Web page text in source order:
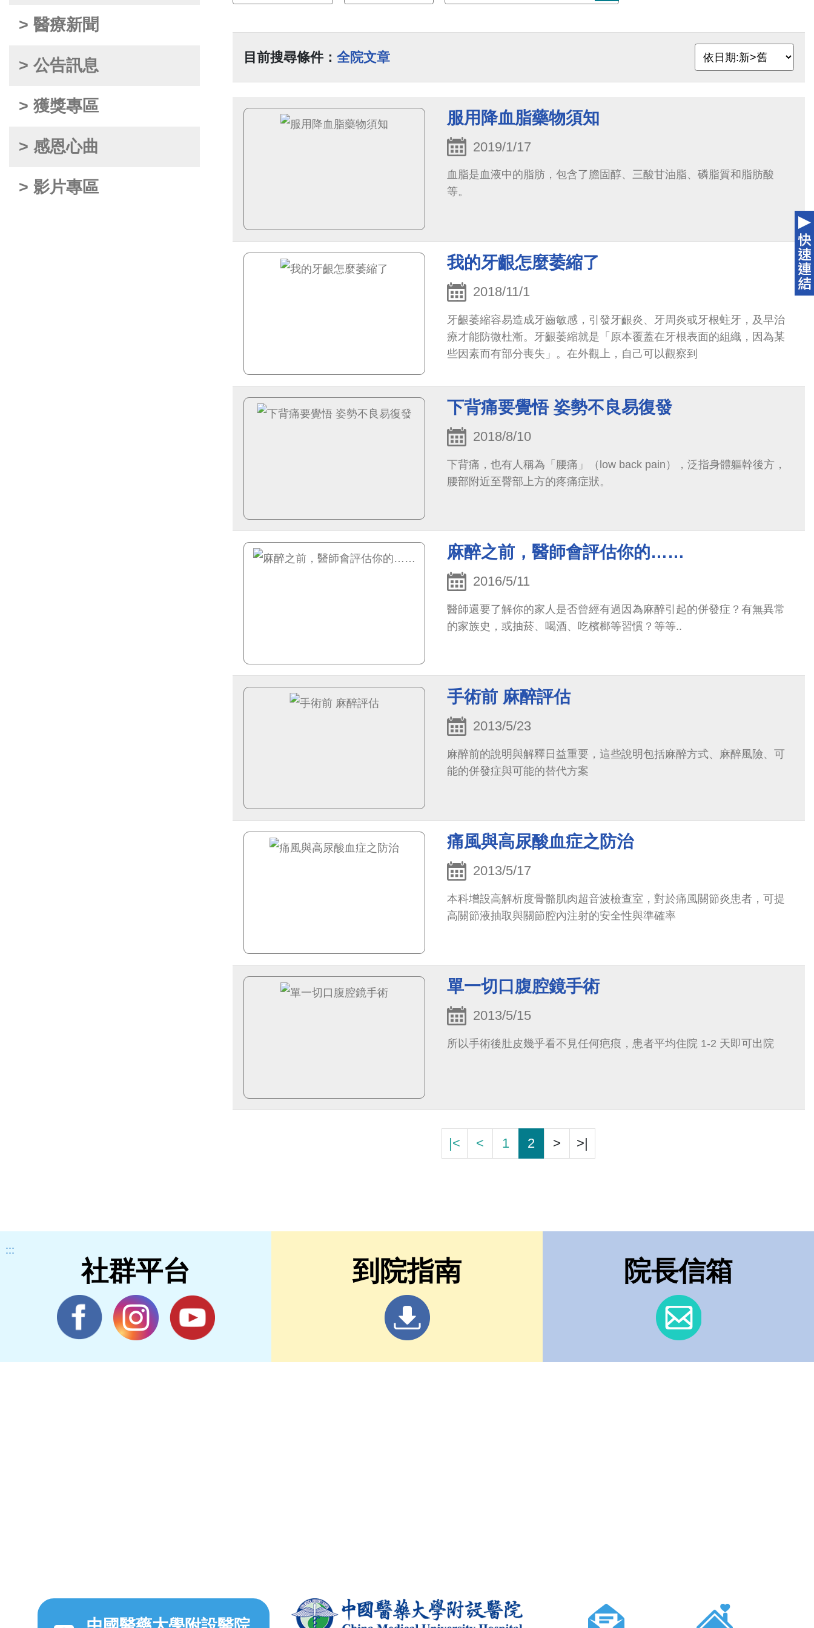
> 醫療新聞
> 公告訊息
> 獲獎專區
> 感恩心曲
> 影片專區
目前搜尋條件： 全院文章
服用降血脂藥物須知
2019/1/17
血脂是血液中的脂肪，包含了膽固醇、三酸甘油脂、磷脂質和脂肪酸
等。
我的牙齦怎麼萎縮了
2018/11/1
牙齦萎縮容易造成牙齒敏感，引發牙齦炎、牙周炎或牙根蛀牙，及早治
療才能防微杜漸。牙齦萎縮就是「原本覆蓋在牙根表面的組織，因為某
些因素而有部分喪失」。在外觀上，自己可以觀察到
下背痛要覺悟 姿勢不良易復發
2018/8/10
下背痛，也有人稱為「腰痛」（low back pain），泛指身體軀幹後方，
腰部附近至臀部上方的疼痛症狀。
麻醉之前，醫師會評估你的……
2016/5/11
醫師還要了解你的家人是否曾經有過因為麻醉引起的併發症？有無異常
的家族史，或抽菸、喝酒、吃檳榔等習慣？等等..
手術前 麻醉評估
2013/5/23
麻醉前的說明與解釋日益重要，這些說明包括麻醉方式、麻醉風險、可
能的併發症與可能的替代方案
痛風與高尿酸血症之防治
2013/5/17
本科增設高解析度骨骼肌肉超音波檢查室，對於痛風關節炎患者，可提
高關節液抽取與關節腔內注射的安全性與準確率
單一切口腹腔鏡手術
2013/5/15
所以手術後肚皮幾乎看不見任何疤痕，患者平均住院 1-2 天即可出院
|< < 1 2 > >|
:::
社群平台 到院指南 院長信箱